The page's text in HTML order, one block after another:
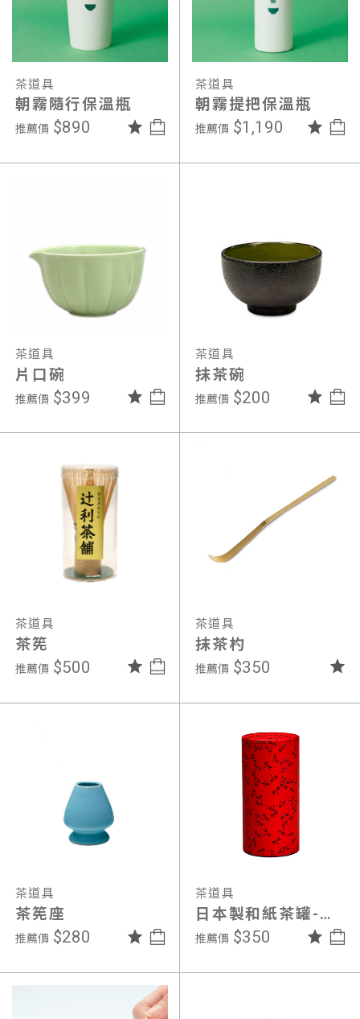
茶道具
朝霧隨行保溫瓶
推薦價 $890
茶道具
朝霧提把保溫瓶
推薦價 $1,190
茶道具
片口碗
推薦價 $399
茶道具
抹茶碗
推薦價 $200
茶道具
茶筅
推薦價 $500
茶道具
抹茶杓
推薦價 $350
茶道具
茶筅座
推薦價 $280
茶道具
日本製和紙茶罐-大/L (紅蜻蜓)
推薦價 $350